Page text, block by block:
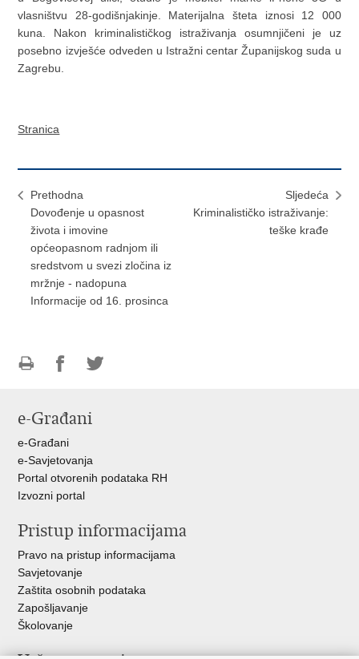
vlasništvu 28-godišnjakinje. Materijalna šteta iznosi 12 000
kuna. Nakon kriminalističkog istraživanja osumnjičeni je uz
posebno izvješće odveden u Istražni centar Županijskog suda u
Zagrebu.
Stranica
Prethodna
Dovođenje u opasnost
života i imovine
općeopasnom radnjom ili
sredstvom u svezi zločina iz
mržnje - nadopuna
Informacije od 16. prosinca
Sljedeća
Kriminalističko istraživanje:
teške krađe
FacebookuTwitteru
e-Građani
e-Građani
e-Savjetovanja
Portal otvorenih podataka RH
Izvozni portal
Pristup informacijama
Pravo na pristup informacijama
Savjetovanje
Zaštita osobnih podataka
Zapošljavanje
Školovanje